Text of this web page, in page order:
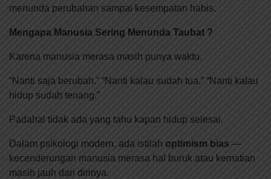
menunda perubahan sampai kesempatan habis.
Mengapa Manusia Sering Menunda Taubat ?
Karena manusia merasa masih punya waktu.
“Nanti saja berubah.” “Nanti kalau sudah tua.” “Nanti kalau
hidup sudah tenang.”
Padahal tidak ada yang tahu kapan hidup selesai.
Dalam psikologi modern, ada istilah optimism bias —
kecenderungan manusia merasa hal buruk atau kematian
masih jauh dari dirinya.